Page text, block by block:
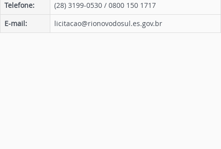
Telefone:
(28) 3199-0530 / 0800 150 1717
E-mail:
licitacao@rionovodosul.es.gov.br